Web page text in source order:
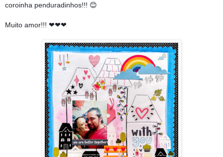
coroinha penduradinhos!!! 😊
Muito amor!!! ❤❤❤